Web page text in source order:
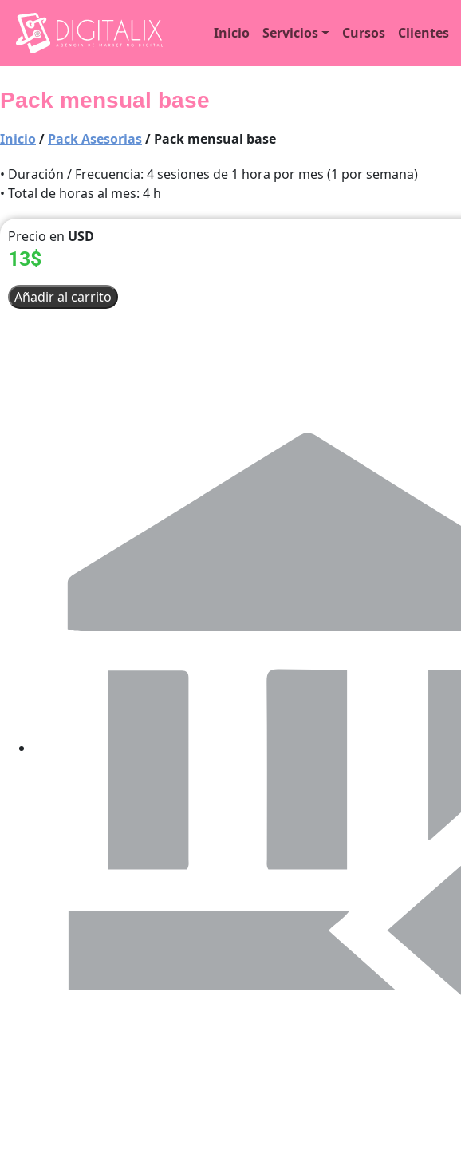
contenido
Inicio Servicios Cursos Clientes
Pack mensual base
Inicio/ Pack Asesorias/ Pack mensual base
• Duración / Frecuencia: 4 sesiones de 1 hora por mes (1 por semana)
• Total de horas al mes: 4 h
Precio en USD
13$
Pack
mensual
Añadir al carrito